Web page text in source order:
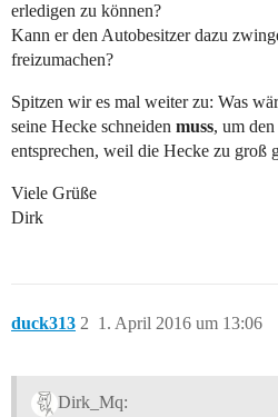
erledigen zu können?
Kann er den Autobesitzer dazu
freizumachen?
Spitzen wir es mal weiter zu: Was
seine Hecke schneiden muss, um
entsprechen, weil die Hecke zu groß
Viele Grüße
Dirk
duck313 1. April 2016 um 13:06
2
Dirk_Mq: